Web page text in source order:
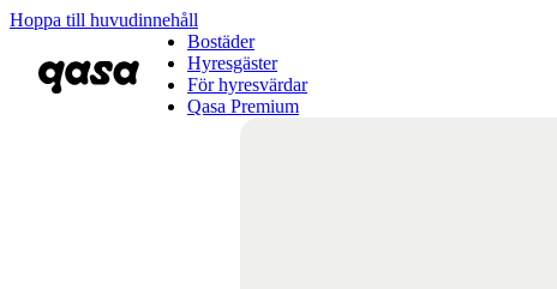
Hoppa till huvudinnehåll
Bostäder
Hyresgäster
För hyresvärdar
Qasa Premium